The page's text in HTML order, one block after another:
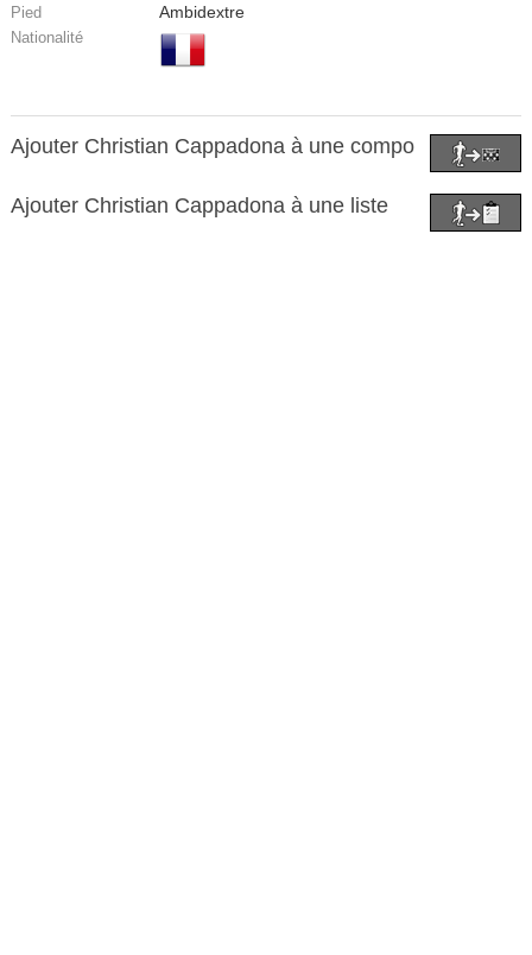
Pied Ambidextre
Nationalité
Ajouter Christian Cappadona à une compo
Ajouter Christian Cappadona à une liste